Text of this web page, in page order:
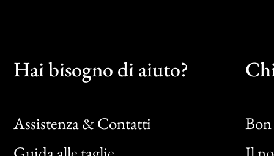
Hai bisogno di aiuto?
Assistenza & Contatti